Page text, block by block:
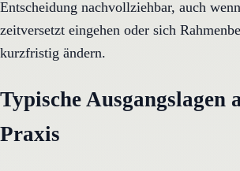
Entscheidung nachvollziehbar, auch
zeitversetzt eingehen oder sich
kurzfristig ändern.
Typische Ausgangslagen
Praxis